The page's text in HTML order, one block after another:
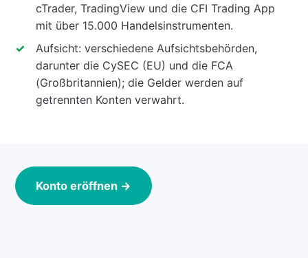
cTrader, TradingView und die CFI Trading App
mit über 15.000 Handelsinstrumenten.
Aufsicht: verschiedene Aufsichtsbehörden,
darunter die CySEC (EU) und die FCA
(Großbritannien); die Gelder werden auf
getrennten Konten verwahrt.
Konto eröffnen →